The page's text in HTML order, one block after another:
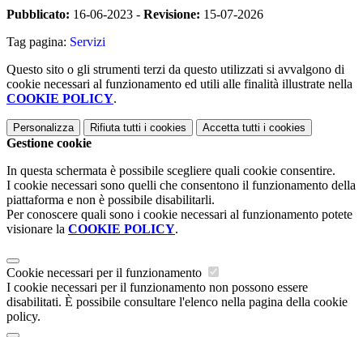
Pubblicato: 16-06-2023 - Revisione: 15-07-2026
Tag pagina: Servizi
Questo sito o gli strumenti terzi da questo utilizzati si avvalgono di
cookie necessari al funzionamento ed utili alle finalità illustrate nella
COOKIE POLICY.
Personalizza Rifiuta tutti i cookies Accetta tutti i cookies
Gestione cookie
In questa schermata è possibile scegliere quali cookie consentire.
I cookie necessari sono quelli che consentono il funzionamento della
piattaforma e non è possibile disabilitarli.
Per conoscere quali sono i cookie necessari al funzionamento potete
visionare la COOKIE POLICY.
Cookie necessari per il funzionamento
I cookie necessari per il funzionamento non possono essere
disabilitati. È possibile consultare l'elenco nella pagina della cookie
policy.